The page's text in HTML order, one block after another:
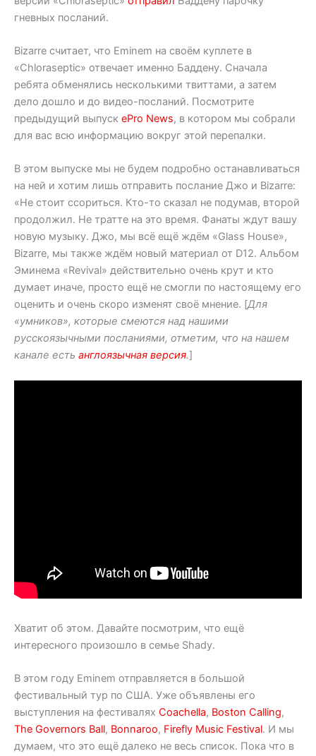
гневных посланий.
Bizarre считает, что Eminem на своём куплете в
«Chloraseptic» отвечает именно Баддену. Сначала
ребята обменялись несколькими твиттами, а затем
дело дошло и до видео-посланий. Посмотрите
предыдущий выпуск ePro News, в котором мы собрали
для вас всю информацию вокруг этой перепалки.
В этом выпуске мы не будем подробно останавливаться
на ней и хотим лишь отправить послание Джо и Bizarre:
«Не стоит ссориться. Кто-то сказал не подумав, второй
продолжил. Не тратте на это время. Фанаты ждут вашу
новую музыку. Джо, мы всё ещё ждём «Glass House»,
Bizarre, мы также ждём новый материал от D12. Альбом
Эминема «Revival» действительно очень крут и кто
думает иначе, просто ещё не смогли по настоящему его
оценить и очень скоро изменят своё мнение. [Для
«умников», которые смеются над нашими
русскоязычными посланиями, отметим, что на нашем
канале есть англоязычная версия.]
Хватит об этом. Давайте посмотрим, что ещё
интересного произошло в семье Shady.
В этом году Eminem отправляется в большой
фестивальный тур по США. Уже объявлены его
выступления на фестивалях Coachella, Boston Calling,
The Governors Ball, Bonnaroo, Firefly Music Festival. И мы
думаем, что это ещё далеко не весь список. Пока что в